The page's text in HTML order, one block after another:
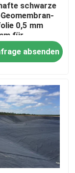
schwarze
0,5 mm
für
absenden